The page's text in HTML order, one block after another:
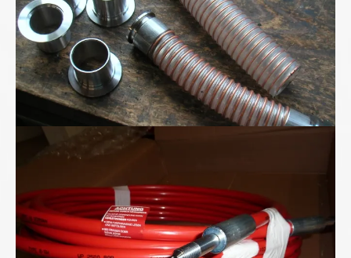
Superhochdruck- schlauchleitung bis 2800bar